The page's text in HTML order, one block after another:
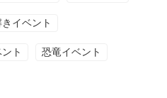
イベント
ト 恐竜イベント